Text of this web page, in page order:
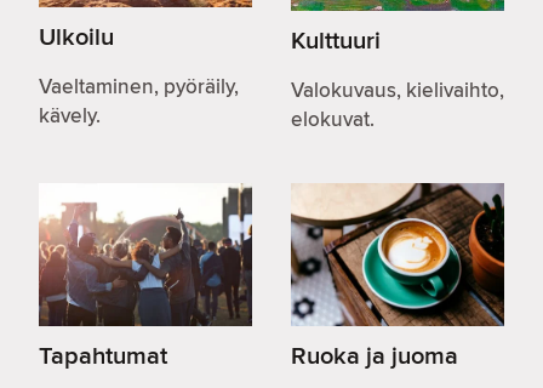
Ulkoilu
Vaeltaminen, pyöräily,
kävely.
Kulttuuri
Valokuvaus, kielivaihto,
elokuvat.
Tapahtumat Ruoka ja juoma